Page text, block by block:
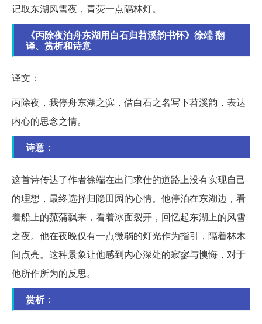
记取东湖风雪夜，青荧一点隔林灯。
《丙除夜泊舟东湖用白石归苕溪韵书怀》徐端 翻
译、赏析和诗意
译文：
丙除夜，我停舟东湖之滨，借白石之名写下苕溪韵，表达
内心的思念之情。
诗意：
这首诗传达了作者徐端在出门求仕的道路上没有实现自己
的理想，最终选择归隐田园的心情。他停泊在东湖边，看
着船上的菰蒲飘来，看着冰面裂开，回忆起东湖上的风雪
之夜。他在夜晚仅有一点微弱的灯光作为指引，隔着林木
间点亮。这种景象让他感到内心深处的寂寥与懊悔，对于
他所作所为的反思。
赏析：